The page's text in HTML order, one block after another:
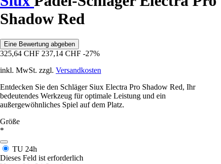
Shadow Red
Eine Bewertung abgeben
325,64 CHF 237,14 CHF -27%
inkl. MwSt. zzgl. Versandkosten
Entdecken Sie den Schläger Siux Electra Pro Shadow Red, Ihr
bedeutendes Werkzeug für optimale Leistung und ein
außergewöhnliches Spiel auf dem Platz.
Größe
*
TU 24h
Dieses Feld ist erforderlich